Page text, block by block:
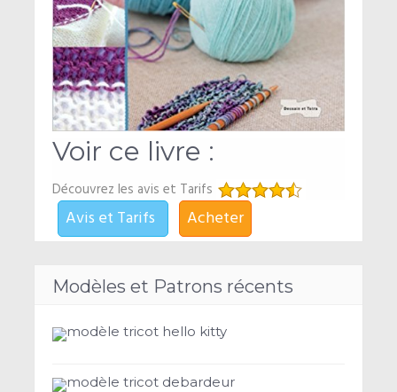
Voir ce livre :
Découvrez les avis et Tarifs
Acheter
Avis et Tarifs
Modèles et Patrons récents
modèle tricot hello kitty
modèle tricot debardeur